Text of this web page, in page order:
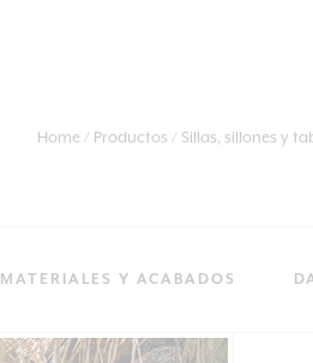
Home Productos Sillas, sillones y
MATERIALES Y ACABADOS